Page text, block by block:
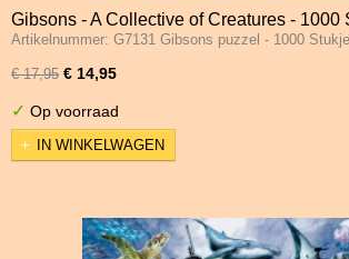
Gibsons - A Collective of Creatures - 1000
Artikelnummer: G7131 Gibsons puzzel - 1000
€ 17,95 € 14,95
✓ Op voorraad
IN WINKELWAGEN